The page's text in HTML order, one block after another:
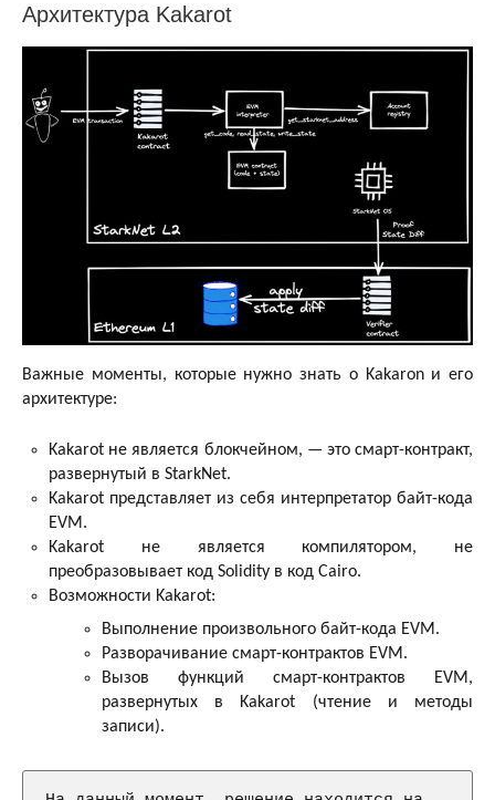
Архитектура Kakarot
Важные моменты, которые нужно знать о Kakaron и его
архитектуре:
Kakarot не является блокчейном, — это смарт-контракт,
развернутый в StarkNet.
Kakarot представляет из себя интерпретатор байт-кода
EVM.
Kakarot не является компилятором, не
преобразовывает код Solidity в код Cairo.
Возможности Kakarot:
Выполнение произвольного байт-кода EVM.
Разворачивание смарт-контрактов EVM.
Вызов функций смарт-контрактов EVM,
развернутых в Kakarot (чтение и методы
записи).